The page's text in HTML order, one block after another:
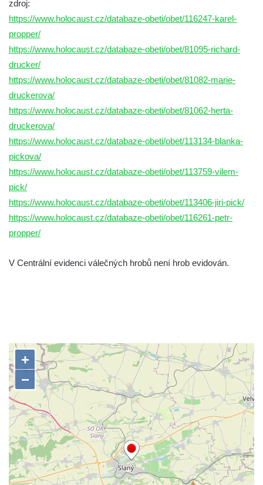
Dolním Podluží
Kenotaf Josefa Stolle na hřbitově v Dolním
Podluží
Pomník obětem 1. světové války na
židovském hřbitově v Mostě
Hrob Aloise Podrábského na hřbitově v
Račicích
Pomník obětem 2. světové války v ulici 1.
Pomník obětem válek v ulici 1. máje v Lužci
nad Vltavou
Hrob Vladislava Neumana v Hostíně u
Pomník obětem válek před hřbitovem v
nad Vltavou
Hrob Václava Kufnera na hřbitově v Lužci
nad Vltavou
Pomník vojákům Rudé armády na hřbitově
v Lužci nad Vltavou
Pomník Ladislava Sedláčka a Karla Pelce u
silnice severně od Lužce nad Vltavou
Kenotaf Alfeda Harnische na hřbitově v
zdroj:
https://www.holocaust.cz/databaze-obeti/obet/116247-karel-
propper/
https://www.holocaust.cz/databaze-obeti/obet/81095-richard-
drucker/
https://www.holocaust.cz/databaze-obeti/obet/81082-marie-
druckerova/
https://www.holocaust.cz/databaze-obeti/obet/81062-herta-
druckerova/
https://www.holocaust.cz/databaze-obeti/obet/113134-blanka-
pickova/
https://www.holocaust.cz/databaze-obeti/obet/113759-vilem-
pick/
https://www.holocaust.cz/databaze-obeti/obet/113406-jiri-pick/
https://www.holocaust.cz/databaze-obeti/obet/116261-petr-
propper/
V Centrální evidenci válečných hrobů není hrob evidován.